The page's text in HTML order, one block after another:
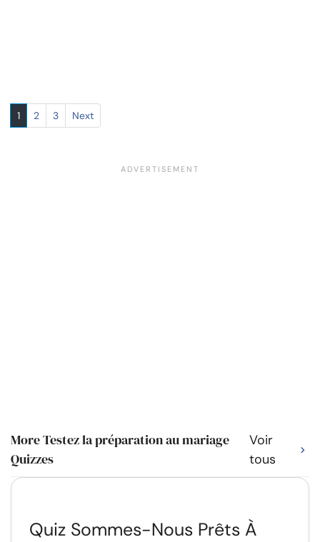
1 2 3 Next
More Testez la préparation au mariage
Quizzes
Voir
tous
Quiz Sommes-Nous Prêts À